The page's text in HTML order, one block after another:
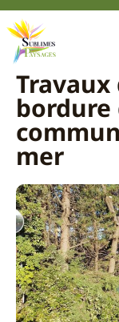
Travaux
bordure
mer